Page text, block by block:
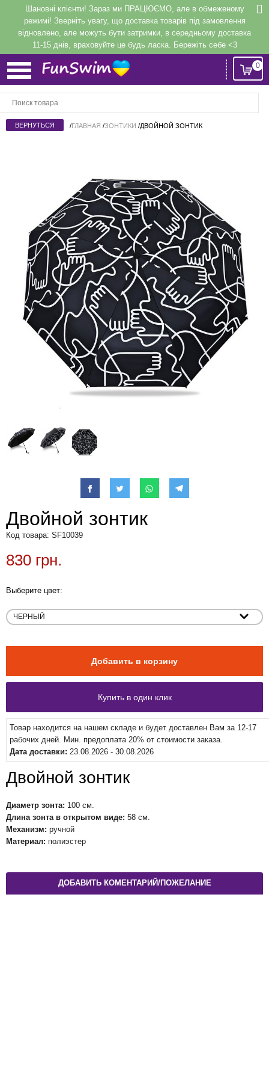
Шановні клієнти! Зараз ми ПРАЦЮЄМО, але в обмеженому
режимі! Зверніть увагу, що доставка товарів під замовлення
відновлено, але можуть бути затримки, в середньому доставка
11-15 днів, враховуйте це будь ласка. Бережіть себе <3
0
/ГЛАВНАЯ /ЗОНТИКИ /ДВОЙНОЙ ЗОНТИК
Двойной зонтик
Код товара: SF10039
830 грн.
Выберите цвет:
Товар находится на нашем складе и будет доставлен Вам за 12-17
рабочих дней. Мин. предоплата 20% от стоимости заказа.
Дата доставки: 23.08.2026 - 30.08.2026
Двойной зонтик
Диаметр зонта: 100 см.
Длина зонта в открытом виде: 58 см.
Механизм: ручной
Материал: полиэстер
ДОБАВИТЬ КОМЕНТАРИЙ/ПОЖЕЛАНИЕ
ВходилиРегистрация
Регистрация или авторизация